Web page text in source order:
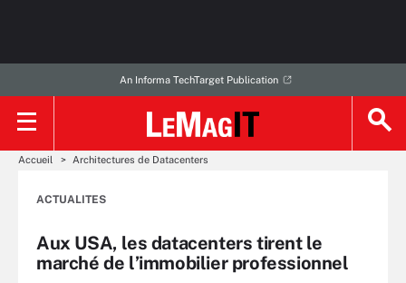
An Informa TechTarget Publication
Accueil Architectures de Datacenters
ACTUALITES
Aux USA, les datacenters tirent le
marché de l’immobilier professionnel